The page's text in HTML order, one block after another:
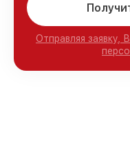
Отправляя заявку,